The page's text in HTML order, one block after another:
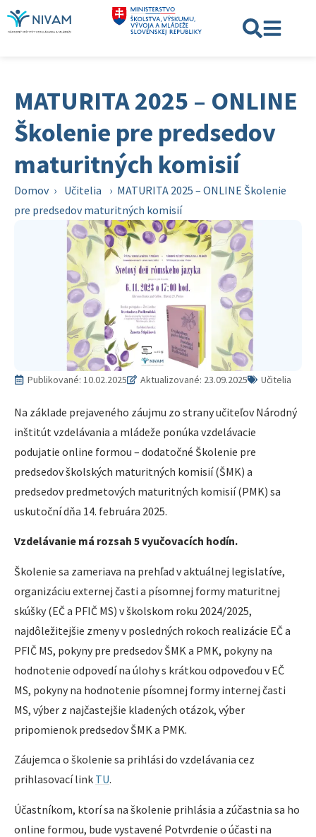
MATURITA 2025 – ONLINE
Školenie pre predsedov
maturitných komisií
Domov › Učitelia › MATURITA 2025 – ONLINE Školenie
pre predsedov maturitných komisií
Publikované: 10.02.2025 Aktualizované: 23.09.2025 Učitelia
Na základe prejaveného záujmu zo strany učiteľov Národný
inštitút vzdelávania a mládeže ponúka vzdelávacie
podujatie online formou – dodatočné Školenie pre
predsedov školských maturitných komisií (ŠMK) a
predsedov predmetových maturitných komisií (PMK) sa
uskutoční dňa 14. februára 2025.
Vzdelávanie má rozsah 5 vyučovacích hodín.
Školenie sa zameriava na prehľad v aktuálnej legislatíve,
organizáciu externej časti a písomnej formy maturitnej
skúšky (EČ a PFIČ MS) v školskom roku 2024/2025,
najdôležitejšie zmeny v posledných rokoch realizácie EČ a
PFIČ MS, pokyny pre predsedov ŠMK a PMK, pokyny na
hodnotenie odpovedí na úlohy s krátkou odpoveďou v EČ
MS, pokyny na hodnotenie písomnej formy internej časti
MS, výber z najčastejšie kladených otázok, výber
pripomienok predsedov ŠMK a PMK.
Záujemca o školenie sa prihlási do vzdelávania cez
prihlasovací link TU.
Účastníkom, ktorí sa na školenie prihlásia a zúčastnia sa ho
online formou, bude vystavené Potvrdenie o účasti na